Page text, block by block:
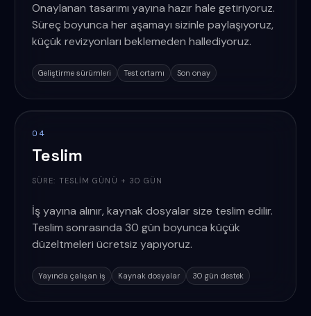
Onaylanan tasarımı yayına hazır hale getiriyoruz.
Süreç boyunca her aşamayı sizinle paylaşıyoruz,
küçük revizyonları beklemeden hallediyoruz.
Geliştirme sürümleri Test ortamı Son onay
04
Teslim
SÜRE: TESLIM GÜNÜ + 30 GÜN
İş yayına alınır, kaynak dosyalar size teslim edilir.
Teslim sonrasında 30 gün boyunca küçük
düzeltmeleri ücretsiz yapıyoruz.
Yayında çalışan iş Kaynak dosyalar 30 gün destek